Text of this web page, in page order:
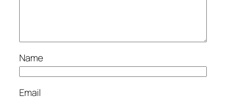
Name
Email